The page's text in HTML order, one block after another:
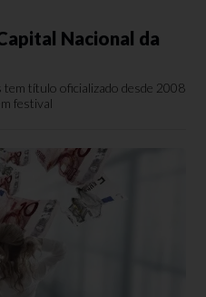
Nacional da
tem título oficializado desde 2008
festival